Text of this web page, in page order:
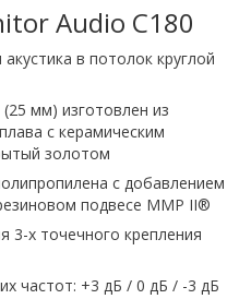
Audio C180
в потолок круглой
мм) изготовлен из
с керамическим
золотом
с добавлением
подвесе MMP II®
3-х точечного крепления
частот: +3 дБ / 0 дБ / -3 дБ